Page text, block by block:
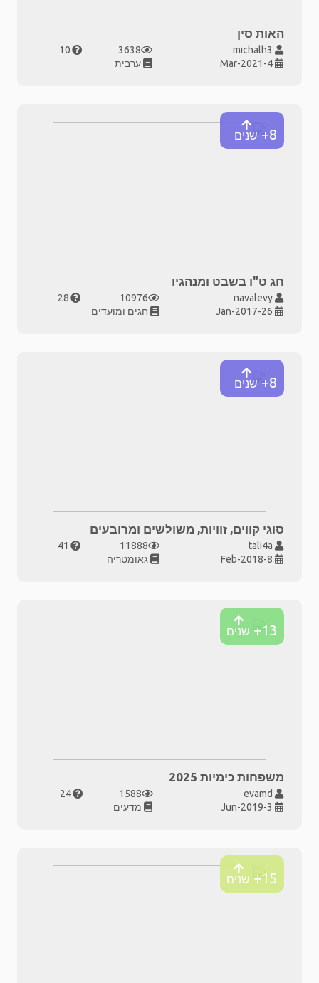
האות סין
3638
10
ערבית
8+ שנים
חג ט"ו בשבט ומנהגיו
10976
28
חגים ומועדים
8+ שנים
סוגי קווים, זוויות, משולשים ומרובעים
11888
41
גאומטריה
13+ שנים
משפחות כימיות 2025
1588
24
מדעים
15+ שנים